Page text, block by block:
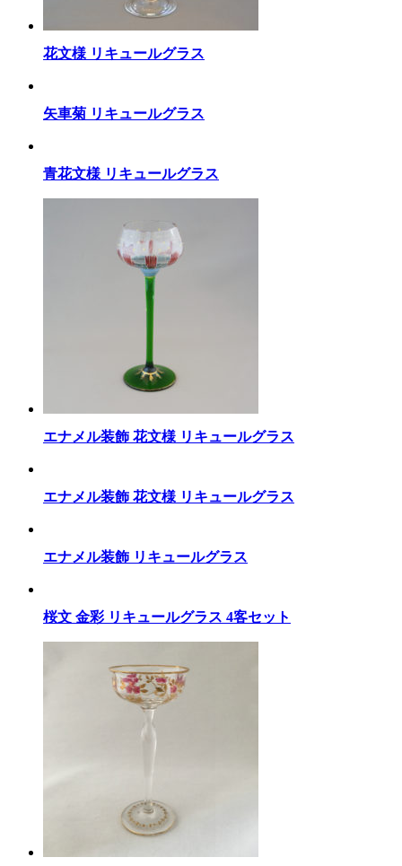
花文様 リキュールグラス
矢車菊 リキュールグラス
青花文様 リキュールグラス
エナメル装飾 花文様 リキュールグラス
エナメル装飾 花文様 リキュールグラス
エナメル装飾 リキュールグラス
桜文 金彩 リキュールグラス 4客セット